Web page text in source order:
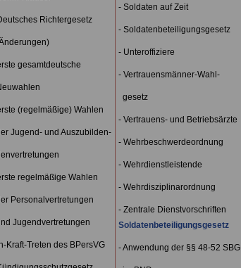
Richtergesetz
gesamtdeutsche
(regelmäßige) Wahlen
Jugend- und Auszubilden-
regelmäßige Wahlen
Personalvertretungen
Jugendvertretungen
Kraft-Treten des BPersVG
- Soldaten auf Zeit
- Soldatenbeteiligungsgesetz
- Unteroffiziere
- Vertrauensmänner-Wahl-
gesetz
- Vertrauens- und Betriebsärzte
- Wehrbeschwerdeordnung
- Wehrdienstleistende
- Wehrdisziplinarordnung
- Zentrale Dienstvorschriften
Soldatenbeteiligungsgesetz
- Anwendung der §§ 48-52 SBG